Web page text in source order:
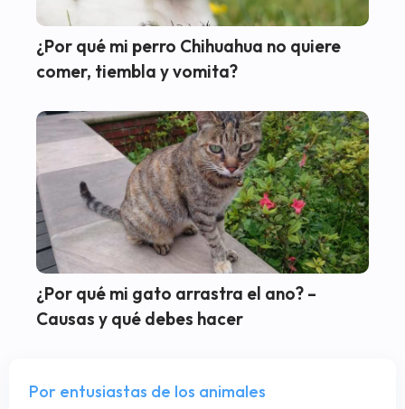
¿Por qué mi perro Chihuahua no quiere
comer, tiembla y vomita?
¿Por qué mi gato arrastra el ano? –
Causas y qué debes hacer
Por entusiastas de los animales